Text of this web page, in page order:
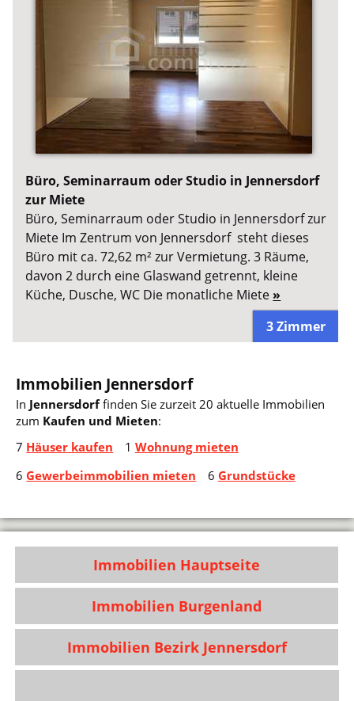
Büro, Seminarraum oder Studio in Jennersdorf
zur Miete
Büro, Seminarraum oder Studio in Jennersdorf zur
Miete Im Zentrum von Jennersdorf steht dieses
Büro mit ca. 72,62 m² zur Vermietung. 3 Räume,
davon 2 durch eine Glaswand getrennt, kleine
Küche, Dusche, WC Die monatliche Miete »
3 Zimmer
Immobilien Jennersdorf
In Jennersdorffinden Sie zurzeit 20 aktuelle Immobilien
zum Kaufen und Mieten:
7 Häuser kaufen 1 Wohnung mieten
6Gewerbeimmobilien mieten 6 Grundstücke
Immobilien Hauptseite
Immobilien Burgenland
Immobilien Bezirk Jennersdorf